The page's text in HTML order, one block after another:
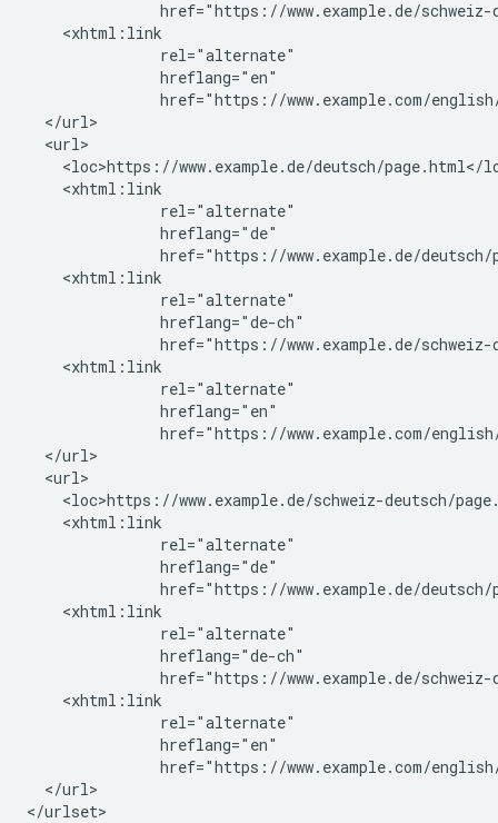
href="https://www.example.de/
    <xhtml:link
               rel="alternate"
               hreflang="en"
href="https://www.example.com/
  </url>
  <url>
<loc>https://www.example.de/deutsch/page.html</
    <xhtml:link
               rel="alternate"
               hreflang="de"
href="https://www.example.de/
    <xhtml:link
               rel="alternate"
               hreflang="de-ch"
href="https://www.example.de/
    <xhtml:link
               rel="alternate"
               hreflang="en"
href="https://www.example.com/
  </url>
  <url>
<loc>https://www.example.de/schweiz-deutsch/
    <xhtml:link
               rel="alternate"
               hreflang="de"
href="https://www.example.de/
    <xhtml:link
               rel="alternate"
               hreflang="de-ch"
href="https://www.example.de/
    <xhtml:link
               rel="alternate"
               hreflang="en"
href="https://www.example.com/
  </url>
</urlset>